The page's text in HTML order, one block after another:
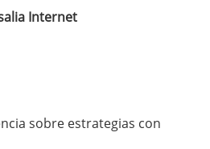
Internet
sobre estrategias con